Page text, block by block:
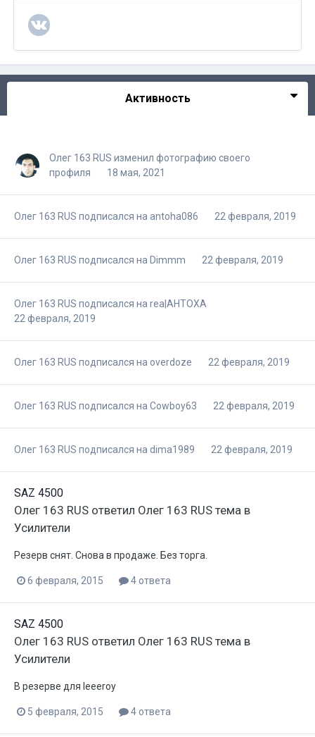
Активность
Олег 163 RUS изменил фотографию своего
профиля
18 мая, 2021
Олег 163 RUS подписался на antoha086 22 февраля, 2019
Олег 163 RUS подписался на Dimmm 22 февраля, 2019
Олег 163 RUS подписался на rea|AHTOXA
22 февраля, 2019
Олег 163 RUS подписался на overdoze 22 февраля, 2019
Олег 163 RUS подписался на Cowboy63 22 февраля, 2019
Олег 163 RUS подписался на dima1989 22 февраля, 2019
SAZ 4500
Олег 163 RUS ответил Олег 163 RUS тема в
Усилители
Резерв снят. Снова в продаже. Без торга.
6 февраля, 2015 4 ответа
SAZ 4500
Олег 163 RUS ответил Олег 163 RUS тема в
Усилители
В резерве для leeeroy
5 февраля, 2015 4 ответа